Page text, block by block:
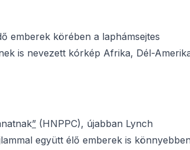
emberek körében a laphámsejtes
is nevezett kórkép Afrika, Dél-
” (HNPPC), újabban Lynch
együtt élő emberek is